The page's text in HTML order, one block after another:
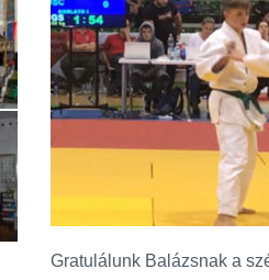
Gratulálunk Balázsnak a